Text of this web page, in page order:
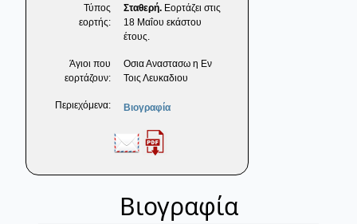
Τύπος
εορτής:
Σταθερή. Εορτάζει στις
18 Μαΐου εκάστου
έτους.
Άγιοι που
εορτάζουν:
Οσια Αναστασω η Εν
Τοις Λευκαδιου
Περιεχόμενα: Βιογραφία
Βιογραφία